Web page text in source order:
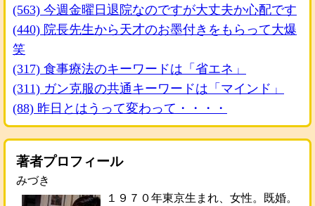
(563) 今週金曜日退院なのですが大丈夫か心配です
(440) 院長先生から天才のお墨付きをもらって大爆
笑
(317) 食事療法のキーワードは「省エネ」
(311) ガン克服の共通キーワードは「マインド」
(88) 昨日とはうって変わって・・・・
著者プロフィール
みづき
１９７０年東京生まれ、女性。既婚。